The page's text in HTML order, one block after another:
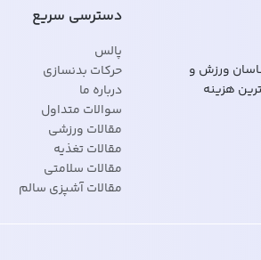
ورزش و
هزینه
دسترسی سریع
پالس
حرکات بدنسازی
درباره ما
سوالات متداول
مقالات ورزشی
مقالات تغذیه
مقالات سلامتی
مقالات آشپزی سالم